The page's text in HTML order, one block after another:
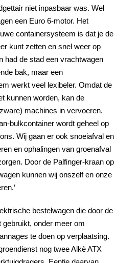
niet inpasbaar was. Wel
een Euro 6-motor. Het
containersysteem is dat je de
kunt zetten en snel weer op
had de stad een vrachtwagen
bak, maar een
werkt veel lexibeler. Omdat de
kunnen worden, kan de
machines in vervoeren.
bulkcontainer wordt geheel op
Wij gaan er ook snoeiafval en
en ophalingen van groenafval
Door de Palfinger-kraan op
kunnen wij onszelf en onze
bestelwagen die door de
onder meer om
te doen op verplaatsing.
nog twee Alkè ATX